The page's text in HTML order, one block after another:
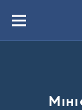
вмістуMenu